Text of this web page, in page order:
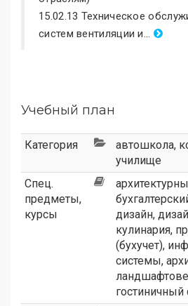
15.02.13 Техническое
систем вентиляции и...
Учебный план
Категория автошкола,
училище
Спец.
предметы,
курсы
дизайн,
кулинария,
(бухучет),
системы,
гостиничный